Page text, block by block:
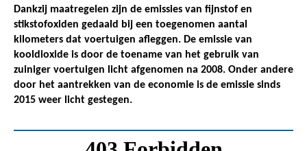
Dankzij maatregelen zijn de emissies van fijnstof en
stikstofoxiden gedaald bij een toegenomen aantal
kilometers dat voertuigen afleggen. De emissie van
kooldioxide is door de toename van het gebruik van
zuiniger voertuigen licht afgenomen na 2008. Onder andere
door het aantrekken van de economie is de emissie sinds
2015 weer licht gestegen.